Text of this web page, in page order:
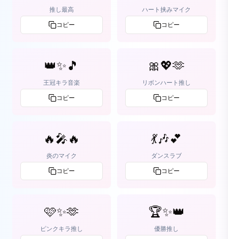
推し最高
コピー
ハート挟みマイク
コピー
👑✨🎵
王冠キラ音楽
コピー
🎀💖🫶
リボンハート推し
コピー
🔥🎤🔥
炎のマイク
コピー
💃🎶💕
ダンスラブ
コピー
🩷✨🫶
ピンクキラ推し
🏆✨👑
優勝推し